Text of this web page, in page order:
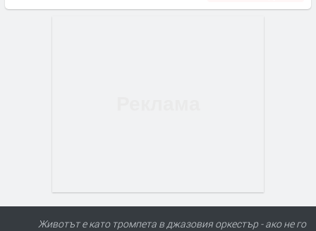
Животът е като тромпета в джазовия оркестър - ако не го